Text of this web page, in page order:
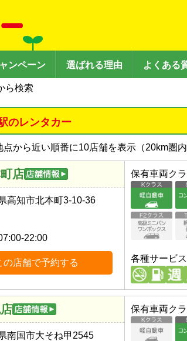
ンペーン 選ばれる理由 よくある
ら検索
のレンタカー
点から近い順番に10店舗を表示（20km圏
店
高知市北本町3-10-36
22:00
の店舗で予約する
保有車両ク
各種サービス
南国市大そね甲2545
保有車両ク